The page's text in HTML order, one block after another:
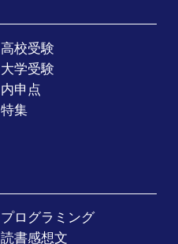
高校受験
大学受験
内申点
特集
プログラミング
読書感想文